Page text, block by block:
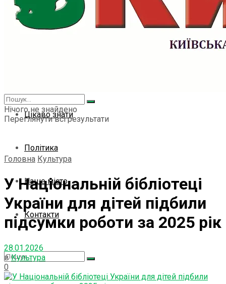
Світ
Цікаво знати
Політика
Наше місто
Контакти
Нічого не знайдено
Переглянути всі результати
Головна Культура
У Національній бібліотеці
України для дітей підбили
підсумки роботи за 2025 рік
28.01.2026
в Культура
0